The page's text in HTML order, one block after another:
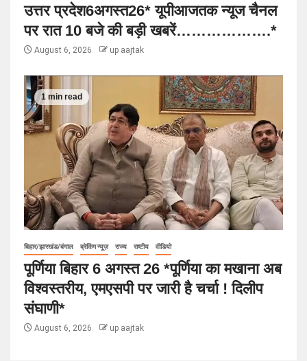
उत्तर प्रदेश6अगस्त26* यूपीआजतक न्यूज चैनल
पर रात 10 बजे की बड़ी खबरें……………….*
August 6, 2026 up aajtak
1 min read
बिहार/झारखंड/बंगाल ब्रेकिंग न्यूज़ राज्य राष्टीय वीडियो
पूर्णिया बिहार 6 अगस्त 26 *पूर्णिया का मखाना अब
विश्वस्तरीय, एमएसपी पर जारी है चर्चा ! दिलीप
संघाणी*
August 6, 2026 up aajtak